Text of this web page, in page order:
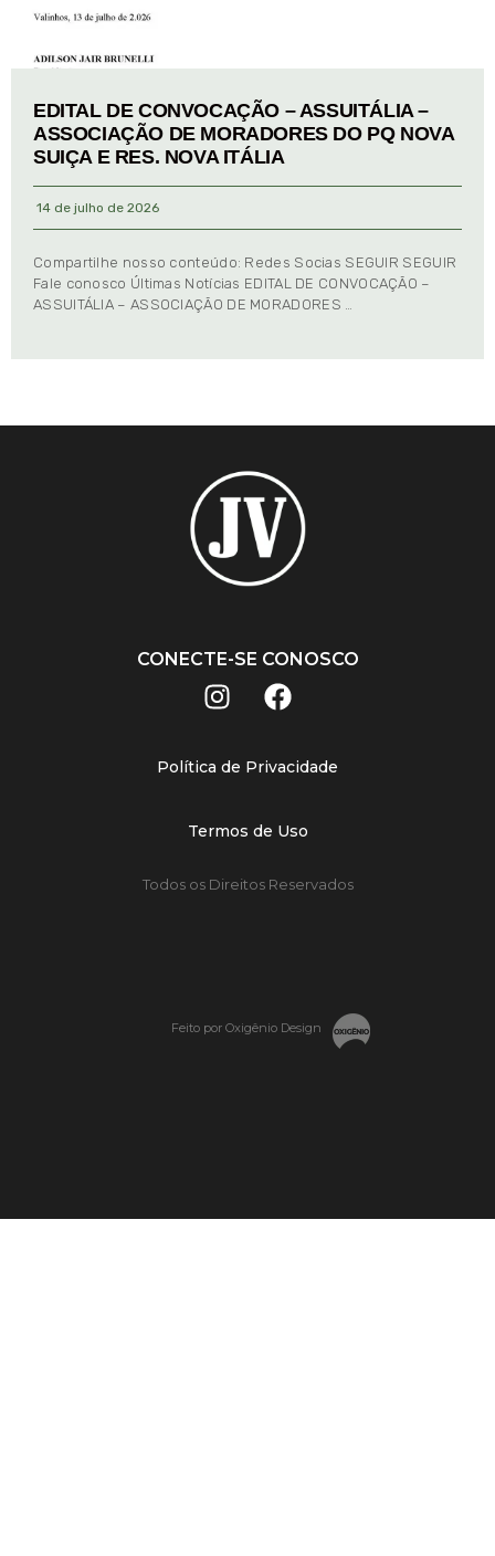
EDITAL DE CONVOCAÇÃO – ASSUITÁLIA –
ASSOCIAÇÃO DE MORADORES DO PQ NOVA
SUIÇA E RES. NOVA ITÁLIA
14 de julho de 2026
Compartilhe nosso conteúdo: Redes Socias SEGUIR SEGUIR
Fale conosco Últimas Notícias EDITAL DE CONVOCAÇÃO –
ASSUITÁLIA – ASSOCIAÇÃO DE MORADORES …
CONECTE-SE CONOSCO
Política de Privacidade
Termos de Uso
Todos os Direitos Reservados
Feito por Oxigênio Design